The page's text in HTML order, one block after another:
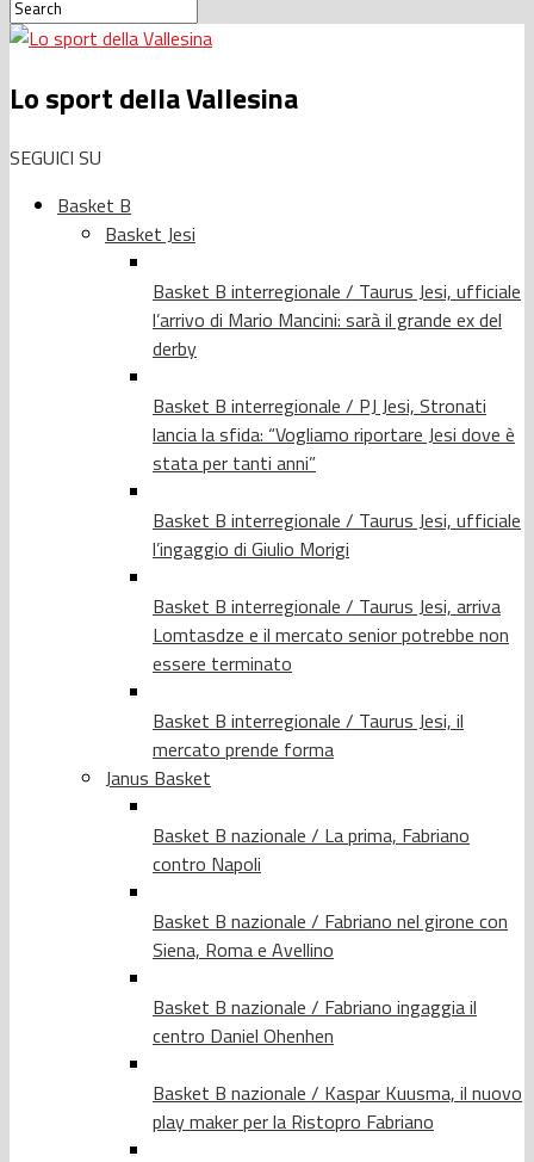
Lo sport della Vallesina
SEGUICI SU
Basket B
Basket Jesi
Basket B interregionale / Taurus Jesi, ufficiale
l’arrivo di Mario Mancini: sarà il grande ex del
derby
Basket B interregionale / PJ Jesi, Stronati
lancia la sfida: “Vogliamo riportare Jesi dove è
stata per tanti anni”
Basket B interregionale / Taurus Jesi, ufficiale
l’ingaggio di Giulio Morigi
Basket B interregionale / Taurus Jesi, arriva
Lomtasdze e il mercato senior potrebbe non
essere terminato
Basket B interregionale / Taurus Jesi, il
mercato prende forma
Janus Basket
Basket B nazionale / La prima, Fabriano
contro Napoli
Basket B nazionale / Fabriano nel girone con
Siena, Roma e Avellino
Basket B nazionale / Fabriano ingaggia il
centro Daniel Ohenhen
Basket B nazionale / Kaspar Kuusma, il nuovo
play maker per la Ristopro Fabriano